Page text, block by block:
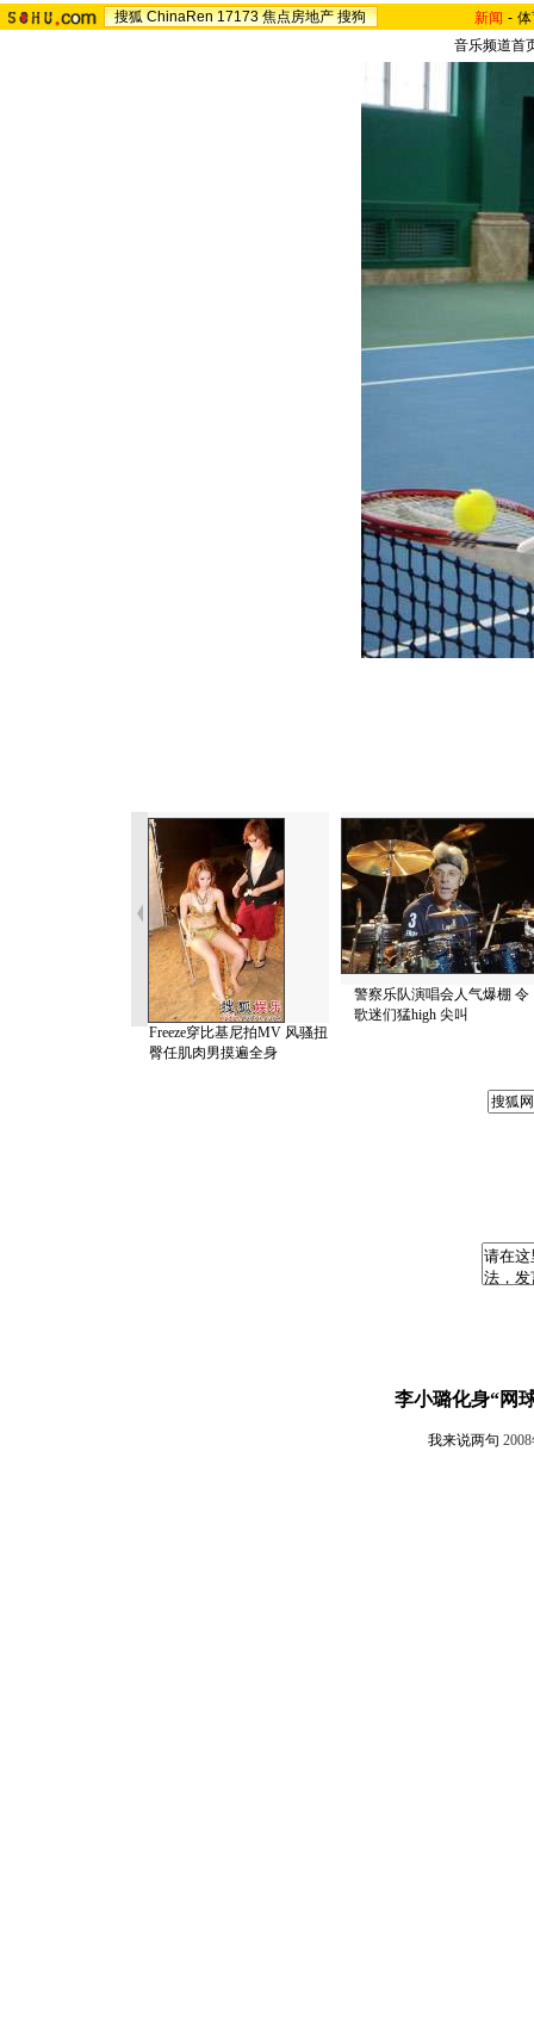
搜狐 ChinaRen 17173 焦点房地产 搜狗 新闻 -
音乐频道首
Freeze穿比基尼拍MV 风骚扭
臀任肌肉男摸遍全身
警察乐队演唱会人气爆棚 令
歌迷们猛high 尖叫
李小璐化身“网
我来说两句